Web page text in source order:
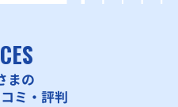
まの
ミ・評判